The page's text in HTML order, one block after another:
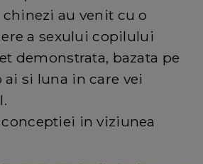
au venit cu o
a sexului copilului
demonstrata, bazata pe
ai si luna in care vei
in viziunea